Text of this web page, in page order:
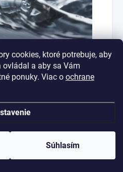
cookies, ktoré potrebuje, aby
a aby sa Vám
ponuky. Viac o ochrane
Súhlasím
zóna pre postrek
tryska exituje aj pre